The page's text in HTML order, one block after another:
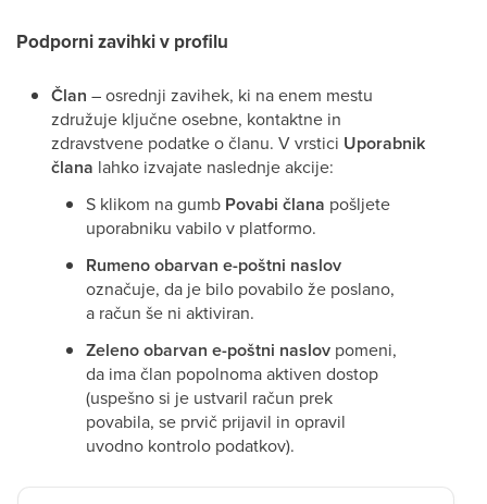
Podporni zavihki v profilu
Član – osrednji zavihek, ki na enem mestu
združuje ključne osebne, kontaktne in
zdravstvene podatke o članu. V vrstici Uporabnik
člana lahko izvajate naslednje akcije:
S klikom na gumb Povabi člana pošljete
uporabniku vabilo v platformo.
Rumeno obarvan e-poštni naslov
označuje, da je bilo povabilo že poslano,
a račun še ni aktiviran.
Zeleno obarvan e-poštni naslov pomeni,
da ima član popolnoma aktiven dostop
(uspešno si je ustvaril račun prek
povabila, se prvič prijavil in opravil
uvodno kontrolo podatkov).